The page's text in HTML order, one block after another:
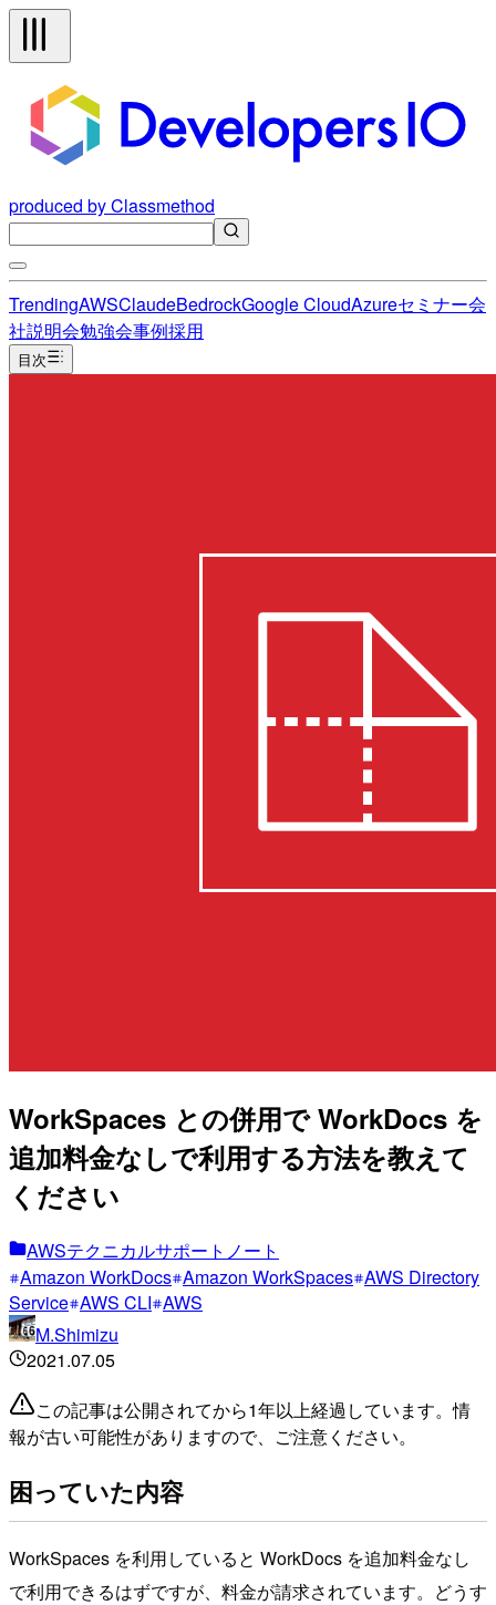
produced by Classmethod
TrendingAWSClaudeBedrockGoogle CloudAzureセミナー会
社説明会勉強会事例採用
目次
WorkSpaces との併用で WorkDocs を
追加料金なしで利用する方法を教えて
ください
AWSテクニカルサポートノート
Amazon WorkDocs Amazon WorkSpaces AWS Directory
Service AWS CLI AWS
M.Shimizu
2021.07.05
この記事は公開されてから1年以上経過しています。情
報が古い可能性がありますので、ご注意ください。
困っていた内容
WorkSpaces を利用していると WorkDocs を追加料金なし
で利用できるはずですが、料金が請求されています。どうす